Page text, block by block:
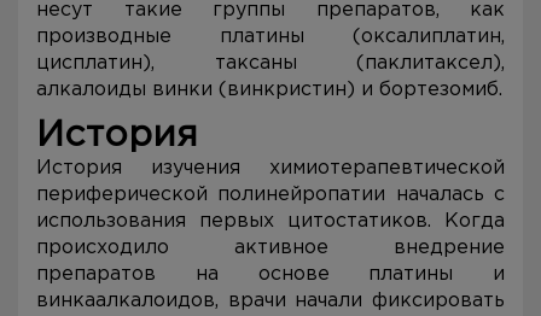
несут такие группы препаратов, как
производные платины (оксалиплатин,
цисплатин), таксаны (паклитаксел),
алкалоиды винки (винкристин) и бортезомиб.
История
История изучения химиотерапевтической
периферической полинейропатии началась с
использования первых цитостатиков. Когда
происходило активное внедрение
препаратов на основе платины и
винкаалкалоидов, врачи начали фиксировать